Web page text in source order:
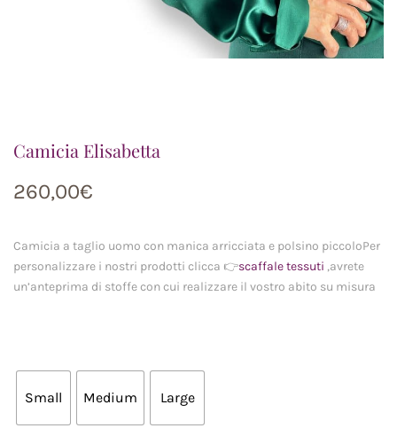
Camicia Elisabetta
260,00€
Camicia a taglio uomo con manica arricciata e polsino piccoloPer
personalizzare i nostri prodotti clicca 👉scaffale tessuti ,avrete
un’anteprima di stoffe con cui realizzare il vostro abito su misura
Small Medium Large